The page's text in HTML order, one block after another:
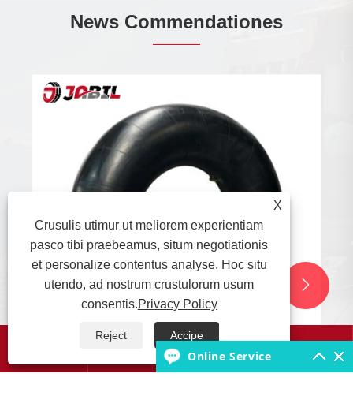
News Commendationes
 

X
Crusulis utimur ut meliorem experientiam
pasco tibi praebeamus, situm negotiationis
et personalize contentus analyse. Hoc situ
utendo, ad nostrum crustulorum usum
consentis.Privacy Policy
Reject Accipe
Online Service